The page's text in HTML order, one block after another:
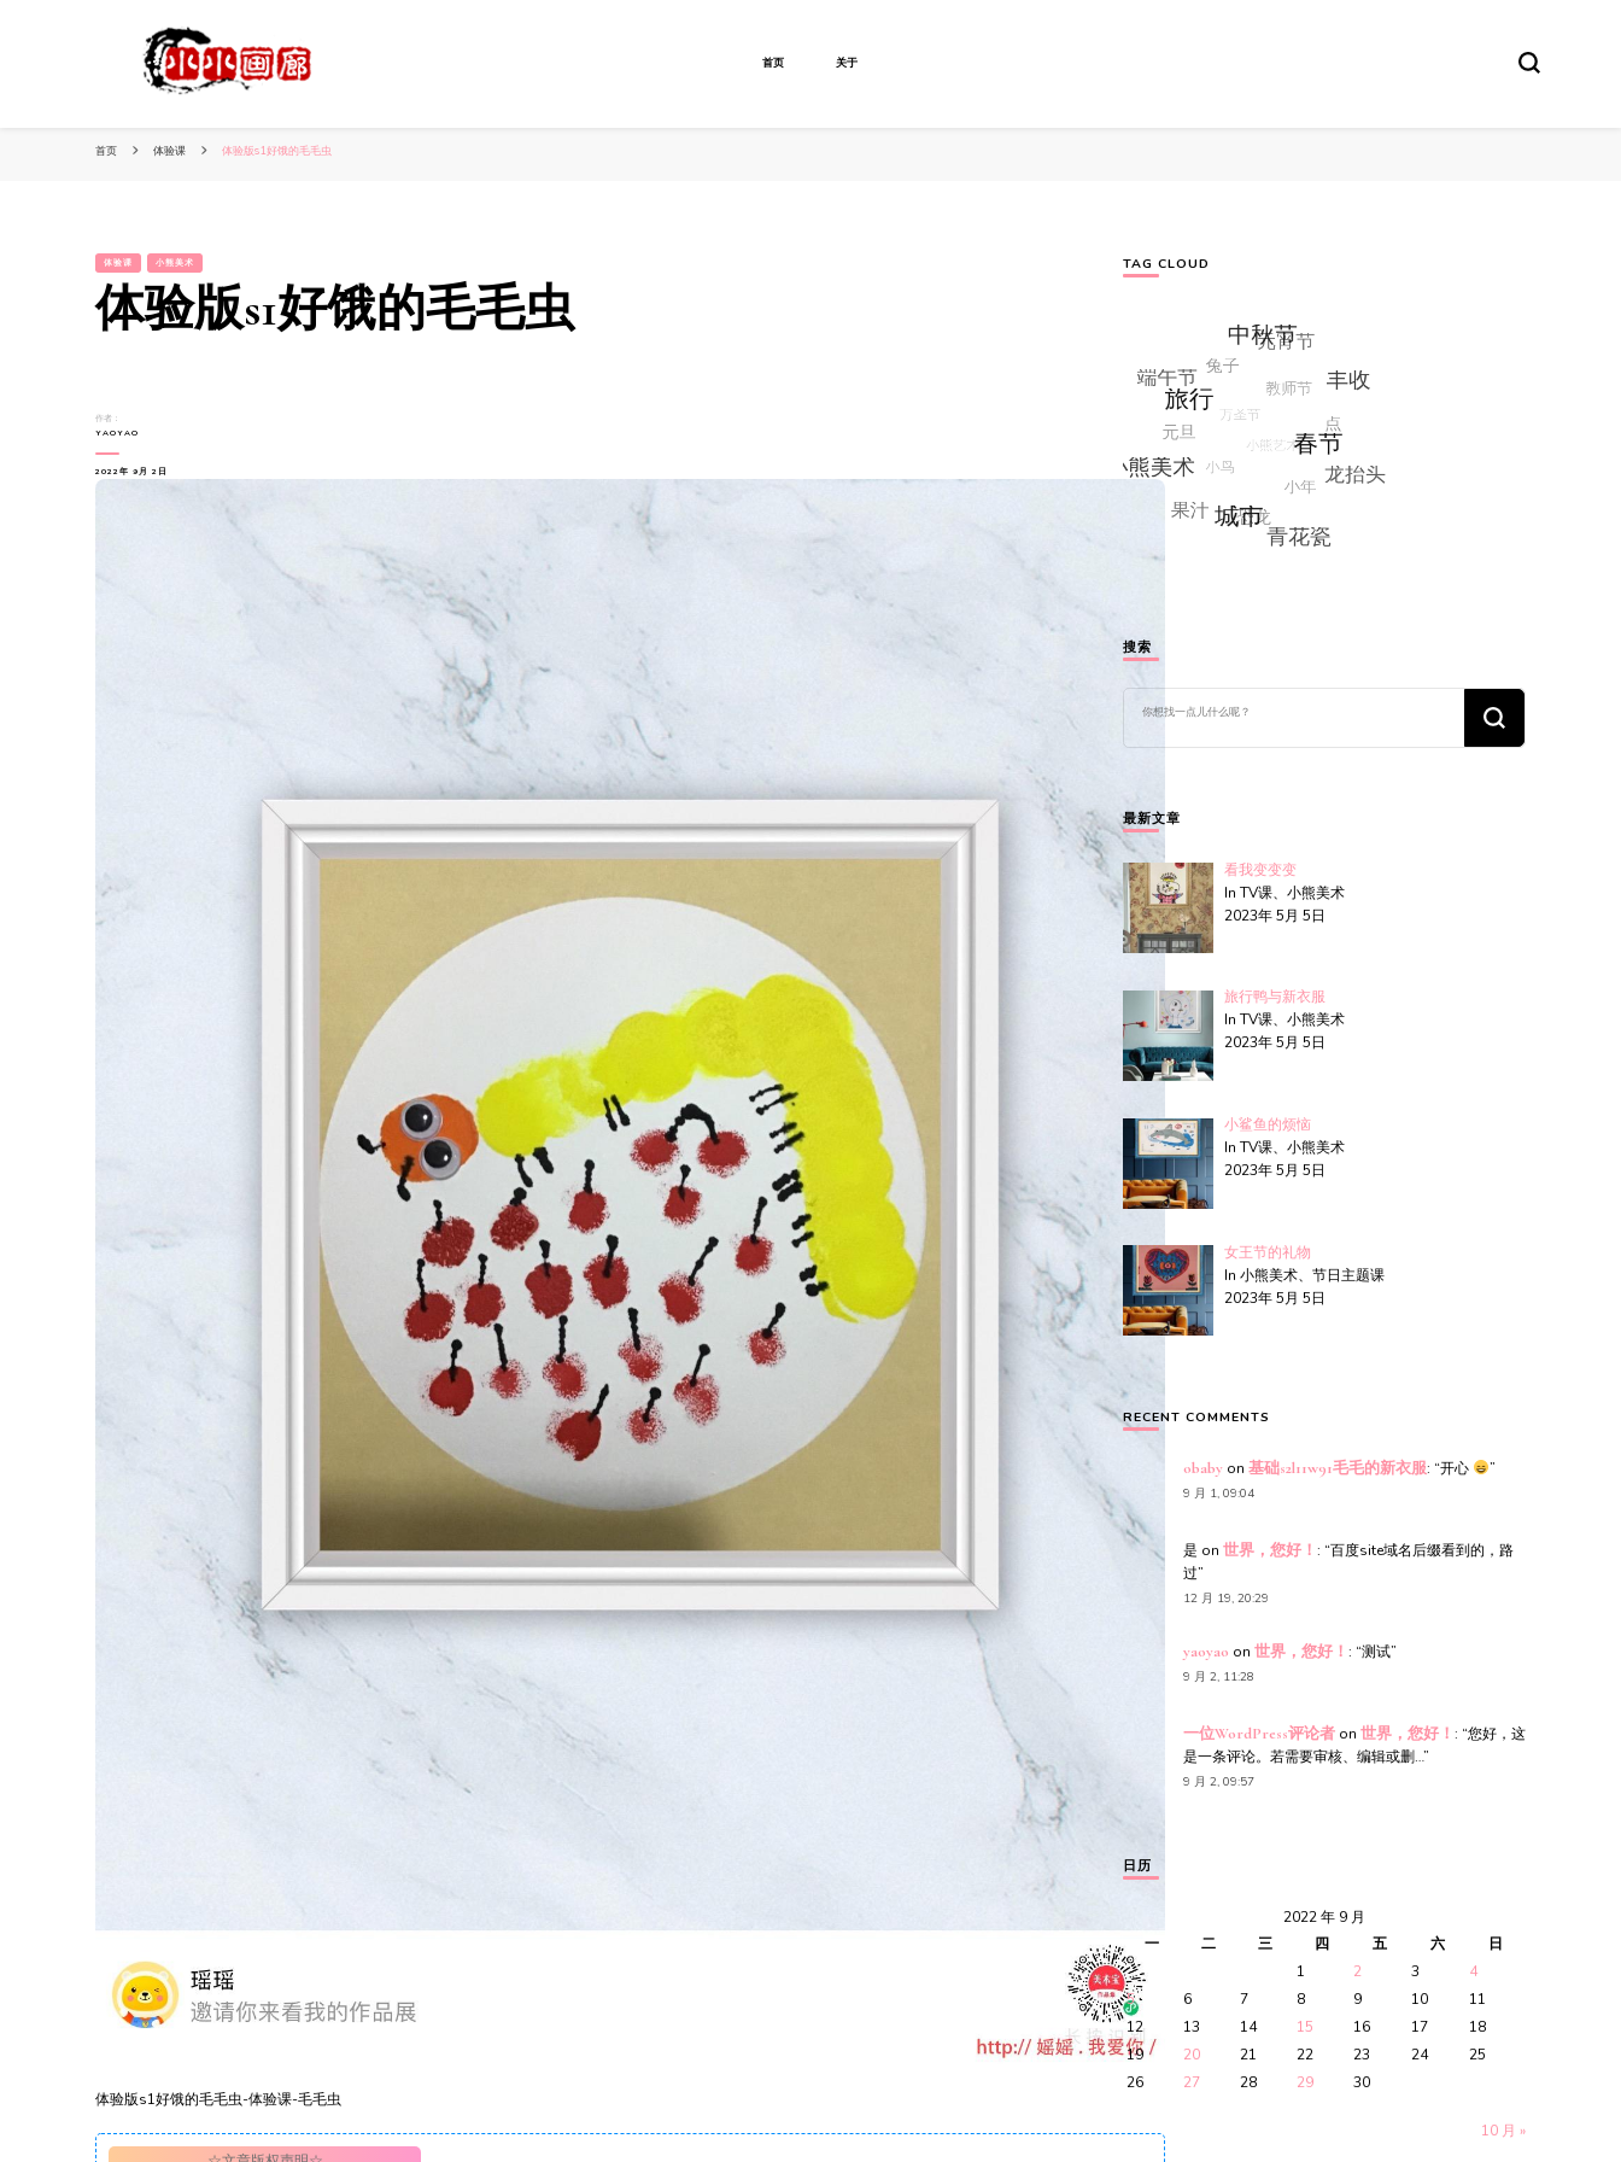
首页 关于
首页 体验课 体验版s1好饿的毛毛虫
体验课 小熊美术
体验版s1好饿的毛毛虫
作者：
YAOYAO
2022年 9月 2日
体验版s1好饿的毛毛虫-体验课-毛毛虫
TAG CLOUD
搜索
么
吗?
最新文章
看我变变变
In TV课、小熊美术
2023年 5月 5日
旅行鸭与新衣服
In TV课、小熊美术
2023年 5月 5日
小鲨鱼的烦恼
In TV课、小熊美术
2023年 5月 5日
女王节的礼物
In 小熊美术、节日主题课
2023年 5月 5日
RECENT COMMENTS
obabyon 基础s2l11w91毛毛的新衣服: “开心 ”
9 月 1, 09:04
是 on 世界，您好！ : “百度site域名后缀看到的，路
过”
12 月 19, 20:29
yaoyao on 世界，您好！ : “测试”
9 月 2, 11:28
一位WordPress评论者on 世界，您好！ : “您好，这
是一条评论。若需要审核、编辑或删…”
9 月 2, 09:57
日历
2022 年 9 月
一
二 三 四 五 六
日
1
2 3
4
5
6 7 8 9 10
11
12
13 14 15 16 17
18
19
20 21 22 23 24
25
26
27 28 29 30
10 月 »